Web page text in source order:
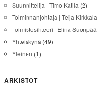
Suunnittelija | Timo Katila (2)
Toiminnanjohtaja | Teija Kirkkala
Toimistosihteeri | Elina Suonpää
Yhteiskynä (49)
Yleinen (1)
ARKISTOT